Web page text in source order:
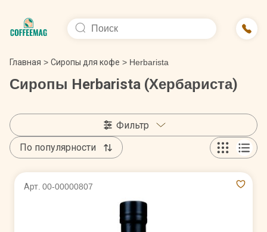
Главная > Сиропы для кофе > Herbarista
Сиропы Herbarista (Хербариста)
Фильтр
По популярности
Арт. 00-00000807